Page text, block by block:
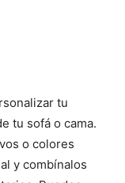
tu
tu sofá o cama.
o colores
y combínalos